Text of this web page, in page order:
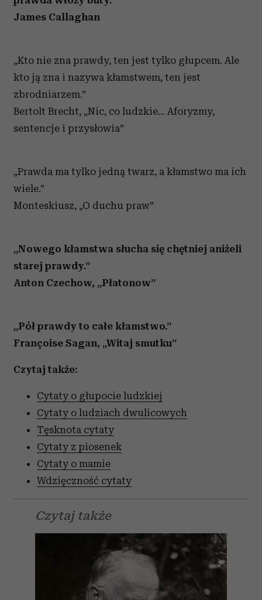
James Callaghan
„Kto nie zna prawdy, ten jest tylko głupcem. Ale
kto ją zna i nazywa kłamstwem, ten jest
zbrodniarzem.”
Bertolt Brecht, „Nic, co ludzkie… Aforyzmy,
sentencje i przysłowia”
„Prawda ma tylko jedną twarz, a kłamstwo ma ich
wiele.”
Monteskiusz, „O duchu praw”
„Nowego kłamstwa słucha się chętniej aniżeli
starej prawdy.”
Anton Czechow, „Płatonow”
„Pół prawdy to całe kłamstwo.”
Françoise Sagan, „Witaj smutku”
Czytaj także:
Cytaty o głupocie ludzkiej
Cytaty o ludziach dwulicowych
Tęsknota cytaty
Cytaty z piosenek
Cytaty o mamie
Wdzięczność cytaty
Czytaj także